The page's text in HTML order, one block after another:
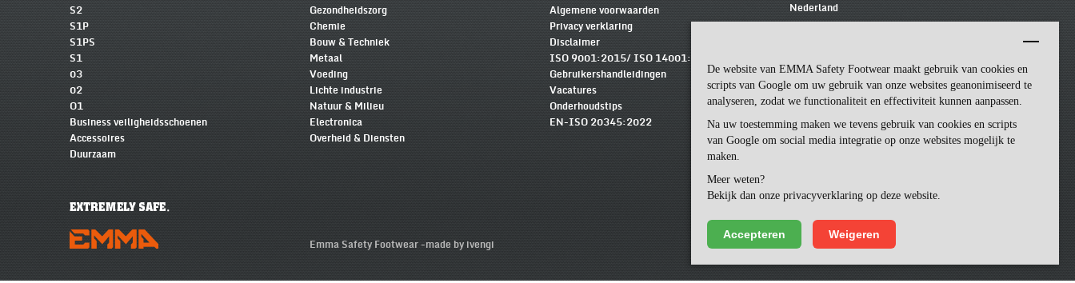
De website van EMMA Safety Footwear maakt gebruik van cookies en
scripts van Google om uw gebruik van onze websites geanonimiseerd te
analyseren, zodat we functionaliteit en effectiviteit kunnen aanpassen.
Na uw toestemming maken we tevens gebruik van cookies en scripts
van Google om social media integratie op onze websites mogelijk te
maken.
Meer weten?
Bekijk dan onze privacyverklaring op deze website.
Accepteren Weigeren
S2
S1P
S1PS
S1
03
02
O1
Business veiligheidsschoenen
Accessoires
Duurzaam
Gezondheidszorg
Chemie
Bouw & Techniek
Metaal
Voeding
Lichte industrie
Natuur & Milieu
Electronica
Overheid & Diensten
Algemene voorwaarden
Privacy verklaring
Disclaimer
ISO 9001:2015/ ISO 14001:2015
Gebruikershandleidingen
Vacatures
Onderhoudstips
EN-ISO 20345:2022
Nederland
Emma Safety Footwear BV
BTW -nummer: NL852463509B01
KvK-nummer: 57162581
Emma Safety Footwear -made by ivengi